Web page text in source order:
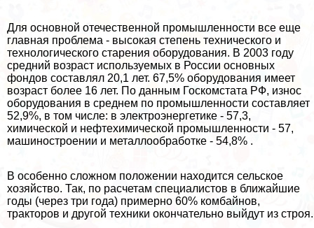
Для основной отечественной промышленности все еще
главная проблема - высокая степень технического и
технологического старения оборудования. В 2003 году
средний возраст используемых в России основных
фондов составлял 20,1 лет. 67,5% оборудования имеет
возраст более 16 лет. По данным Госкомстата РФ, износ
оборудования в среднем по промышленности составляет
52,9%, в том числе: в электроэнергетике - 57,3,
химической и нефтехимической промышленности - 57,
машиностроении и металлообработке - 54,8% .
В особенно сложном положении находится сельское
хозяйство. Так, по расчетам специалистов в ближайшие
годы (через три года) примерно 60% комбайнов,
тpaкторов и другой техники окончательно выйдут из строя.